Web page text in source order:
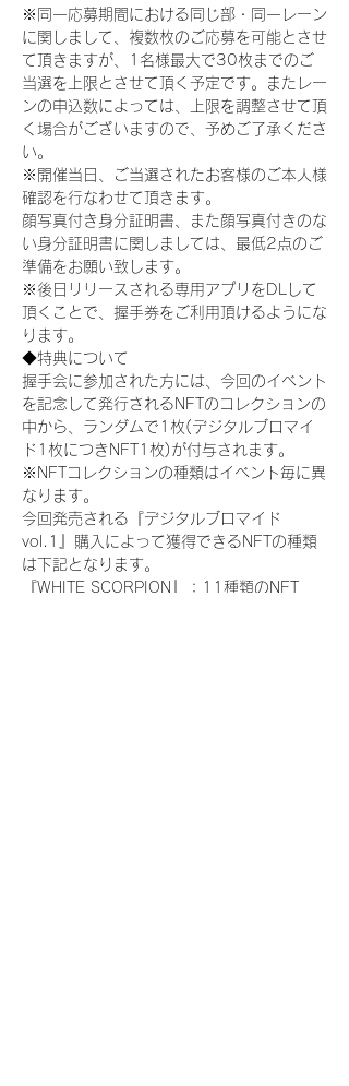
※同一応募期間における同じ部・同一レーン
に関しまして、複数枚のご応募を可能とさせ
て頂きますが、1名様最大で30枚までのご
当選を上限とさせて頂く予定です。またレー
ンの申込数によっては、上限を調整させて頂
く場合がございますので、予めご了承くださ
い。
※開催当日、ご当選されたお客様のご本人様
確認を行なわせて頂きます。
顔写真付き身分証明書、また顔写真付きのな
い身分証明書に関しましては、最低2点のご
準備をお願い致します。
※後日リリースされる専用アプリをDLして
頂くことで、握手券をご利用頂けるようにな
ります。
◆特典について
握手会に参加された方には、今回のイベント
を記念して発行されるNFTのコレクションの
中から、ランダムで1枚(デジタルブロマイ
ド1枚につきNFT1枚)が付与されます。
※NFTコレクションの種類はイベント毎に異
なります。
今回発売される『デジタルブロマイド
vol.1』購入によって獲得できるNFTの種類
は下記となります。
『WHITE SCORPION』：11種類のNFT